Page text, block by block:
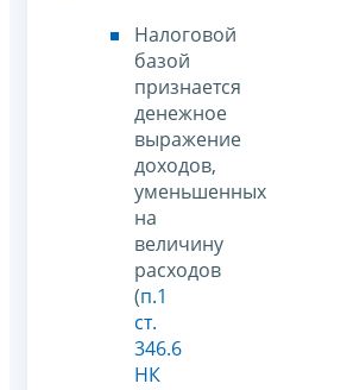
Налоговой
базой
признается
денежное
выражение
доходов,
уменьшенных
на
величину
расходов
(п.1
ст.
346.6
НК